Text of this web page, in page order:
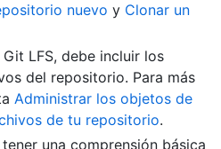
nuevo y Clonar un
LFS, debe incluir los
del repositorio. Para más
Administrar los objetos de
de tu repositorio.
una comprensión básica